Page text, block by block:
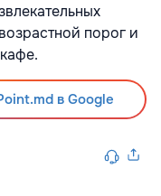
порог и
в Google